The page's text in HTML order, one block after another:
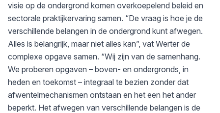
visie op de ondergrond komen overkoepelend beleid en
sectorale praktijkervaring samen. “De vraag is hoe je de
verschillende belangen in de ondergrond kunt afwegen.
Alles is belangrijk, maar niet alles kan”, vat Werter de
complexe opgave samen. “Wij zijn van de samenhang.
We proberen opgaven – boven- en ondergronds, in
heden en toekomst – integraal te bezien zonder dat
afwentelmechanismen ontstaan en het een het ander
beperkt. Het afwegen van verschillende belangen is de